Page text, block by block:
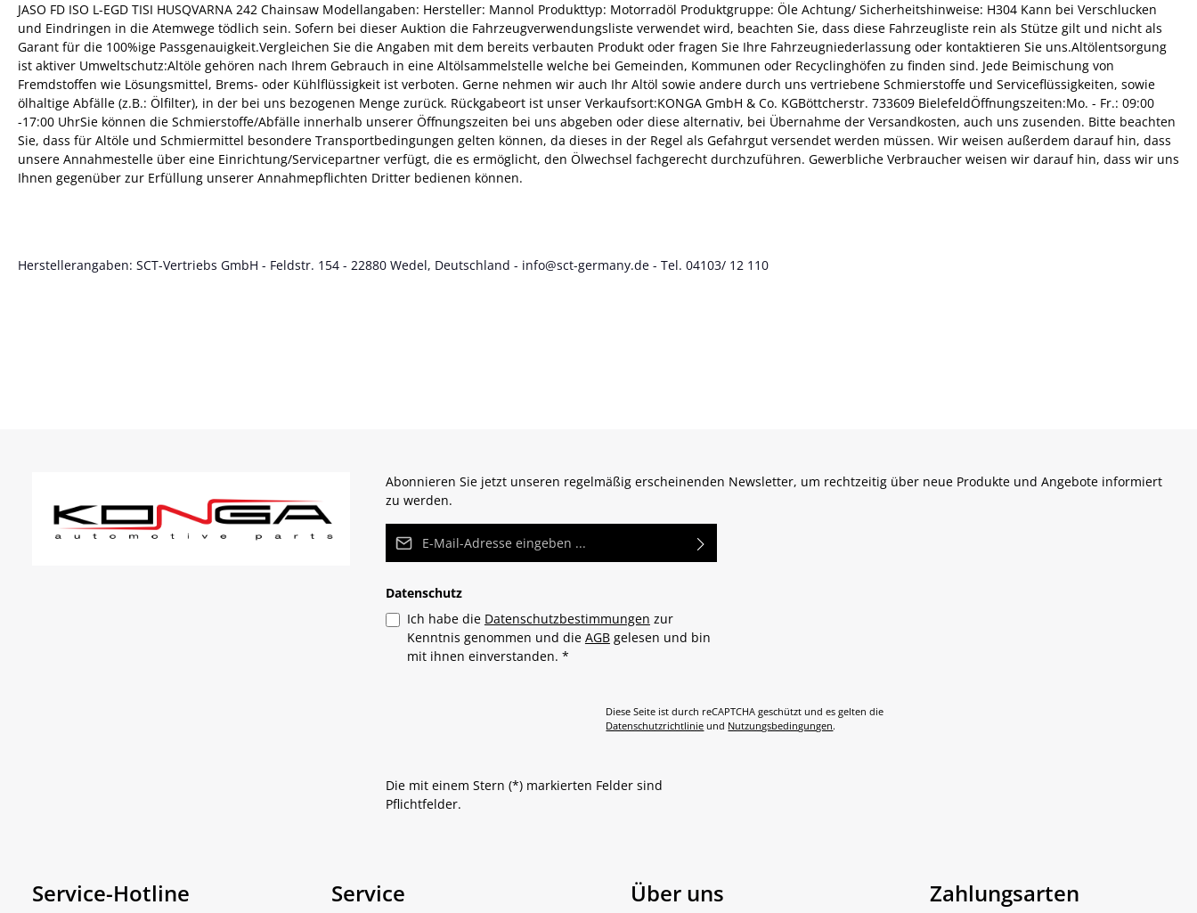
JASO FD ISO L-EGD TISI HUSQVARNA 242 Chainsaw Modellangaben: Hersteller: Mannol Produkttyp: Motorradöl Produktgruppe: Öle Achtung/ Sicherheitshinweise: H304 Kann bei Verschlucken
und Eindringen in die Atemwege tödlich sein. Sofern bei dieser Auktion die Fahrzeugverwendungsliste verwendet wird, beachten Sie, dass diese Fahrzeugliste rein als Stütze gilt und nicht als
Garant für die 100%ige Passgenauigkeit.Vergleichen Sie die Angaben mit dem bereits verbauten Produkt oder fragen Sie Ihre Fahrzeugniederlassung oder kontaktieren Sie uns.Altölentsorgung
ist aktiver Umweltschutz:Altöle gehören nach Ihrem Gebrauch in eine Altölsammelstelle welche bei Gemeinden, Kommunen oder Recyclinghöfen zu finden sind. Jede Beimischung von
Fremdstoffen wie Lösungsmittel, Brems- oder Kühlflüssigkeit ist verboten. Gerne nehmen wir auch Ihr Altöl sowie andere durch uns vertriebene Schmierstoffe und Serviceflüssigkeiten, sowie
ölhaltige Abfälle (z.B.: Ölfilter), in der bei uns bezogenen Menge zurück. Rückgabeort ist unser Verkaufsort:KONGA GmbH & Co. KGBöttcherstr. 733609 BielefeldÖffnungszeiten:Mo. - Fr.: 09:00
-17:00 UhrSie können die Schmierstoffe/Abfälle innerhalb unserer Öffnungszeiten bei uns abgeben oder diese alternativ, bei Übernahme der Versandkosten, auch uns zusenden. Bitte beachten
Sie, dass für Altöle und Schmiermittel besondere Transportbedingungen gelten können, da dieses in der Regel als Gefahrgut versendet werden müssen. Wir weisen außerdem darauf hin, dass
unsere Annahmestelle über eine Einrichtung/Servicepartner verfügt, die es ermöglicht, den Ölwechsel fachgerecht durchzuführen. Gewerbliche Verbraucher weisen wir darauf hin, dass wir uns
Ihnen gegenüber zur Erfüllung unserer Annahmepflichten Dritter bedienen können.
Herstellerangaben: SCT-Vertriebs GmbH - Feldstr. 154 - 22880 Wedel, Deutschland - info@sct-germany.de - Tel. 04103/ 12 110
Abonnieren Sie jetzt unseren regelmäßig erscheinenden Newsletter, um rechtzeitig über neue Produkte und Angebote informiert
zu werden.
E-Mail-Adresse*
Datenschutz
Ich habe die Datenschutzbestimmungen zur
Kenntnis genommen und die AGBgelesen und bin
mit ihnen einverstanden. *
Diese Seite ist durch reCAPTCHA geschützt und es gelten die
Datenschutzrichtlinie und Nutzungsbedingungen.
Die mit einem Stern (*) markierten Felder sind
Pflichtfelder.
Service-Hotline Service Über uns Zahlungsarten